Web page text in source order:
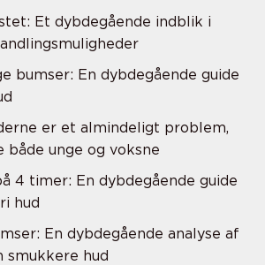
Et dybdegående indblik i
bumser: En dybdegående guide
er et almindeligt problem,
både unge og voksne
4 timer: En dybdegående guide
hud
En dybdegående analyse af
smukkere hud